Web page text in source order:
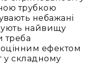
трубкою
небажані
найвищу
треба
ефектом
у складному